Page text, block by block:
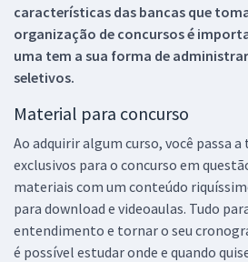
características das bancas que
organização de concursos é
uma tem a sua forma de
seletivos.
Material para concurso
Ao adquirir algum curso, você passa
exclusivos para o concurso em
materiais com um conteúdo
para download e videoaulas. Tudo
entendimento e tornar o seu
é possível estudar onde e quando